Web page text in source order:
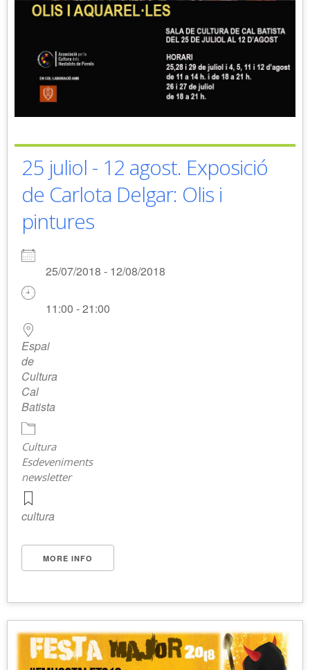
25 juliol - 12 agost. Exposició
de Carlota Delgar: Olis i
pintures
25/07/2018 - 12/08/2018
11:00 - 21:00
Espai
de
Cultura
Cal
Batista
Cultura
Esdeveniments
newsletter
cultura
MORE INFO